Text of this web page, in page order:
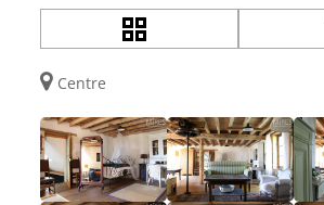
Centre